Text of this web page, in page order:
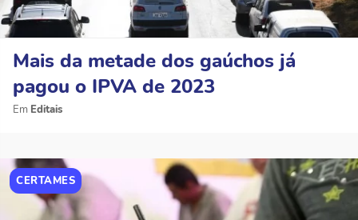
Mais da metade dos gaúchos já
pagou o IPVA de 2023
Editais
CERTAMES